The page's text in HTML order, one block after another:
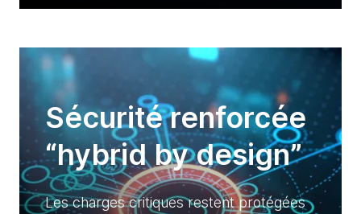
Sécurité renforcée
“hybrid by design”
Les charges critiques restent protégées